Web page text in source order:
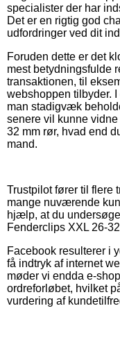
specialister der har
Det er en rigtig god
udfordringer ved dit
Foruden dette er det
mest betydningsfulde
transaktionen, til
webshoppen tilbyder.
man stadigvæk
senere vil kunne
32 mm rør, hvad end
mand.
Trustpilot fører til flere
mange nuværende
hjælp, at du
Fenderclips XXL 26-
Facebook resulterer i
få indtryk af internet
møder vi endda e-
ordreforløbet, hvilket
vurdering af